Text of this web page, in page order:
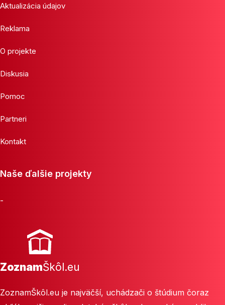
Aktualizácia údajov
Reklama
O projekte
Diskusia
Pomoc
Partneri
Kontakt
Naše ďalšie projekty
-
ZoznamŠkôl.eu
ZoznamŠkôl.eu je najväčší, uchádzači o štúdium čoraz